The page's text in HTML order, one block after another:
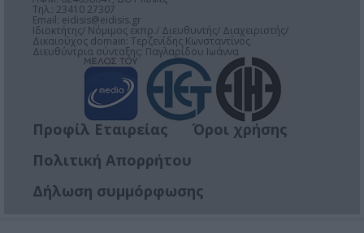
Τηλ.: 23410 27307
Email: eidisis@eidisis.gr
Ιδιοκτήτης/ Νόμιμος εκπρ./ Διευθυντής/ Διαχειριστής/
Δικαιούχος domain: Τερζενίδης Κωνσταντίνος
Διευθύντρια σύνταξης: Παγλαρίδου Ιωάννα
Προφίλ Εταιρείας
Όροι χρήσης
Πολιτική Απορρήτου
Δήλωση συμμόρφωσης